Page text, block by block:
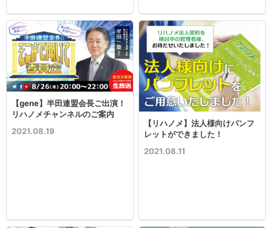
【gene】半田連盟会長ご出演！
リハノメチャンネルのご案内
2021.08.19
【リハノメ】法人様向けパンフ
レットができました！
2021.08.11